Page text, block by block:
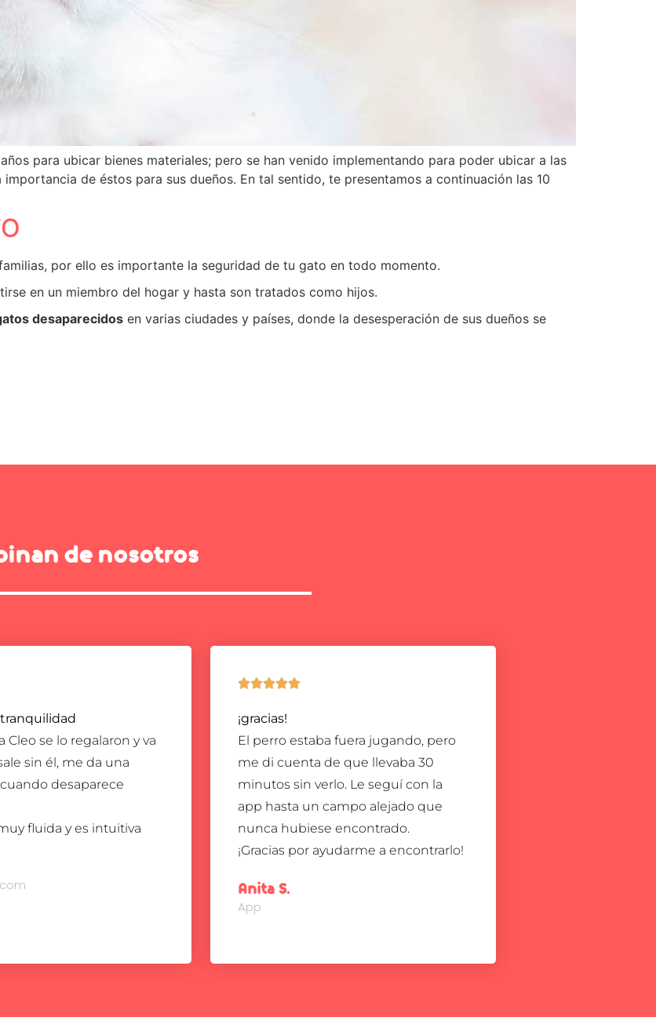
para ubicar bienes materiales; pero se han venido implementando para poder ubicar a las
de éstos para sus dueños. En tal sentido, te presentamos a continuación las 10
por ello es importante la seguridad de tu gato en todo momento.
en un miembro del hogar y hasta son tratados como hijos.
desaparecidos en varias ciudades y países, donde la desesperación de sus dueños se
de nosotros
Cleo se lo regalaron y va
sin él, me da una
desaparece
fluida y es intuitiva

¡gracias!
El perro estaba fuera jugando, pero
me di cuenta de que llevaba 30
minutos sin verlo. Le seguí con la
app hasta un campo alejado que
nunca hubiese encontrado.
¡Gracias por ayudarme a encontrarlo!
Anita S.
App